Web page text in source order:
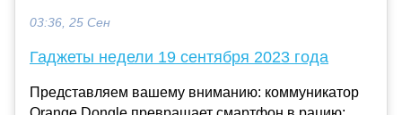
03:36, 25 Сен
Гаджеты недели 19 сентября 2023 года
Представляем вашему вниманию: коммуникатор